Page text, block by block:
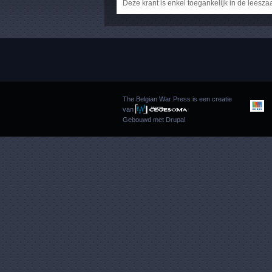
Deze krant is enkel toegankelijk in de
The Belgian War Press is een creatie
van
Gebouwd met Drupal